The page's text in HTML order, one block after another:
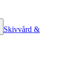
Skivvård &